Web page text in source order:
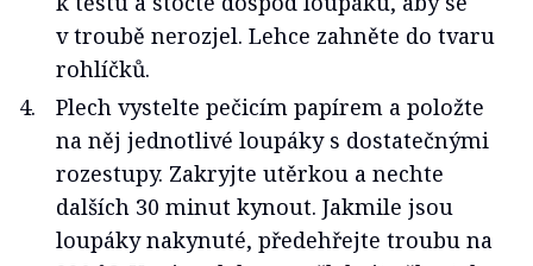
v troubě nerozjel. Lehce zahněte do tvaru
rohlíčků.
Plech vystelte pečicím papírem a položte
na něj jednotlivé loupáky s dostatečnými
rozestupy. Zakryjte utěrkou a nechte
dalších 30 minut kynout. Jakmile jsou
loupáky nakynuté, předehřejte troubu na